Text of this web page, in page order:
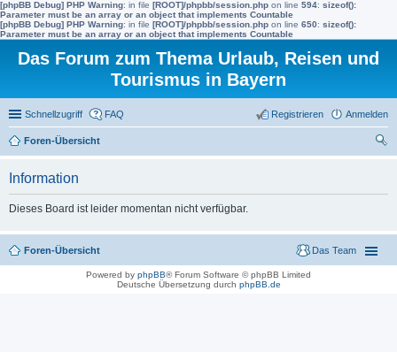
[phpBB Debug] PHP Warning: in file [ROOT]/phpbb/session.php on line 594: sizeof():
Parameter must be an array or an object that implements Countable
[phpBB Debug] PHP Warning: in file [ROOT]/phpbb/session.php on line 650: sizeof():
Parameter must be an array or an object that implements Countable
Das Forum zum Thema Urlaub, Reisen und
Tourismus in Bayern
Schnellzugriff FAQ Anmelden
Registrieren
Foren-Übersicht
Information
Dieses Board ist leider momentan nicht verfügbar.
Foren-Übersicht Das Team
Powered by phpBB® Forum Software © phpBB Limited
Deutsche Übersetzung durch phpBB.de